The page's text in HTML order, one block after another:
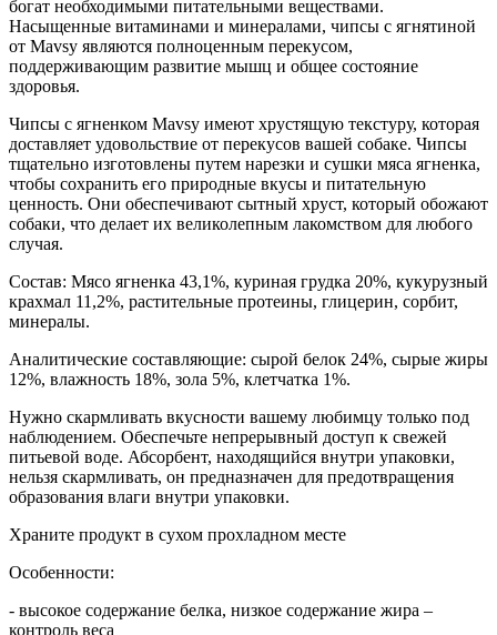
богат необходимыми питательными веществами.
Насыщенные витаминами и минералами, чипсы с ягнятиной
от Mavsy являются полноценным перекусом,
поддерживающим развитие мышц и общее состояние
здоровья.
Чипсы с ягненком Mavsy имеют хрустящую текстуру, которая
доставляет удовольствие от перекусов вашей собаке. Чипсы
тщательно изготовлены путем нарезки и сушки мяса ягненка,
чтобы сохранить его природные вкусы и питательную
ценность. Они обеспечивают сытный хруст, который обожают
собаки, что делает их великолепным лакомством для любого
случая.
Состав: Мясо ягненка 43,1%, куриная грудка 20%, кукурузный
крахмал 11,2%, растительные протеины, глицерин, сорбит,
минералы.
Аналитические составляющие: сырой белок 24%, сырые жиры
12%, влажность 18%, зола 5%, клетчатка 1%.
Нужно скармливать вкусности вашему любимцу только под
наблюдением. Обеспечьте непрерывный доступ к свежей
питьевой воде. Абсорбент, находящийся внутри упаковки,
нельзя скармливать, он предназначен для предотвращения
образования влаги внутри упаковки.
Храните продукт в сухом прохладном месте
Особенности:
- высокое содержание белка, низкое содержание жира –
контроль веса